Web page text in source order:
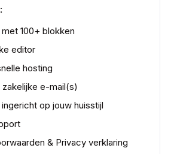
100+ blokken
editor
hosting
e-mail(s)
op jouw huisstijl
& Privacy verklaring